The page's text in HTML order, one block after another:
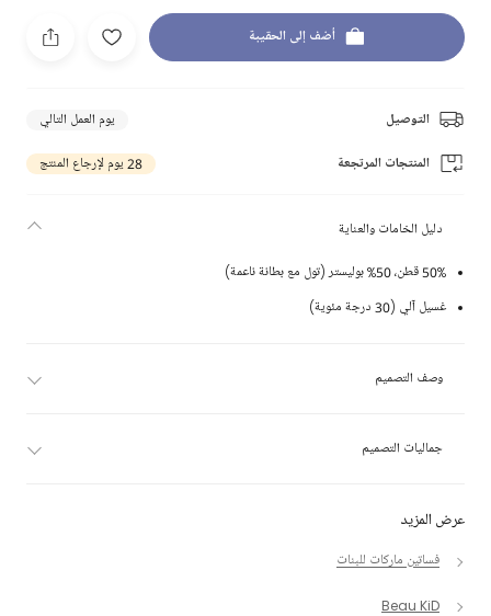
أضف إلى الحقيبة
التوصيل يوم العمل التالي
المنتجات المرتجعة 28 يوم لإرجاع المنتج
عرض المزيد
فساتين ماركات للبنات
Beau KiD
دليل الخامات والعناية
50% قطن، 50% بوليستر (تول مع بطانة ناعمة)
غسيل آلي (30 درجة مئوية)
وصف التصميم
جماليات التصميم